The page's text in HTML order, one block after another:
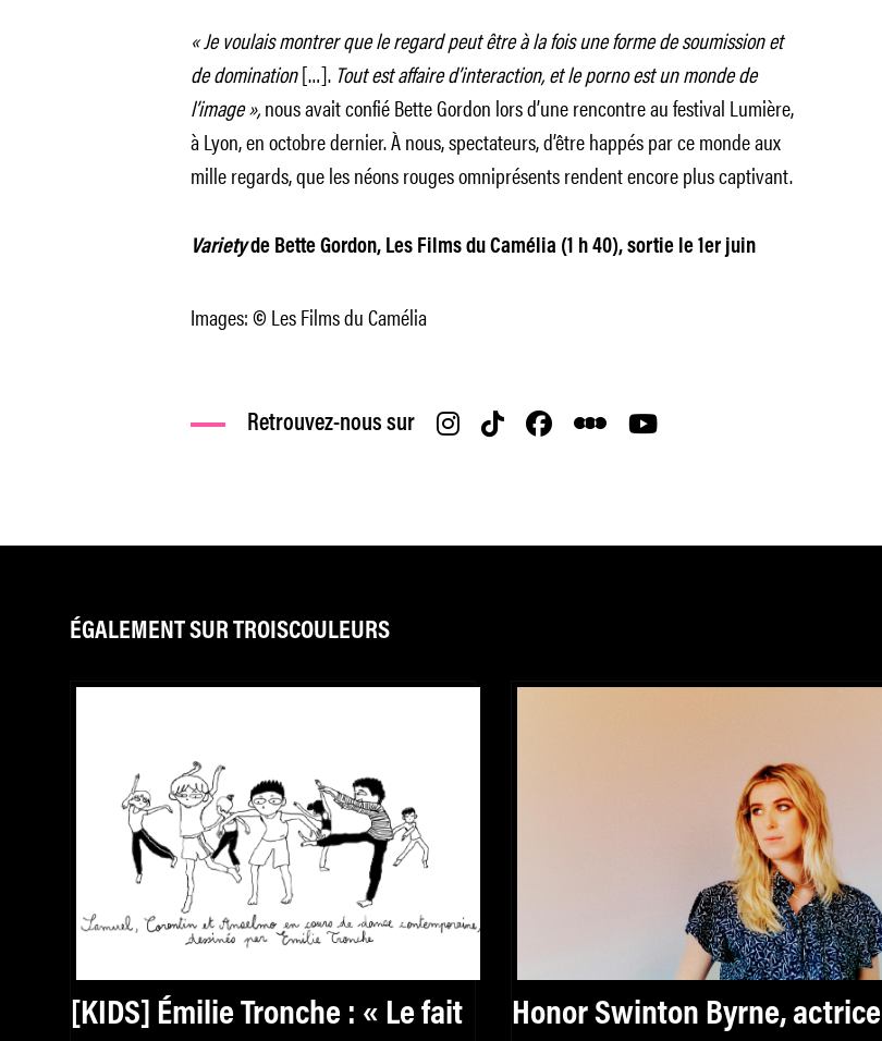
« Je voulais montrer que le regard peut être à la fois une forme de soumission et
de domination[…].Tout est affaire d’interaction, et le porno est un monde de
l’image »,nous avait confié Bette Gordon lors d’une rencontre au festival Lumière,
à Lyon, en octobre dernier. À nous, spectateurs, d’être happés par ce monde aux
mille regards, que les néons rouges omniprésents rendent encore plus captivant.
Varietyde Bette Gordon, Les Films du Camélia (1 h 40), sortie le 1er juin
Images: © Les Films du Camélia
Retrouvez-nous sur
ÉGALEMENT SUR TROISCOULEURS
[KIDS] Émilie Tronche : « Le fait
Honor Swinton Byrne, actrice